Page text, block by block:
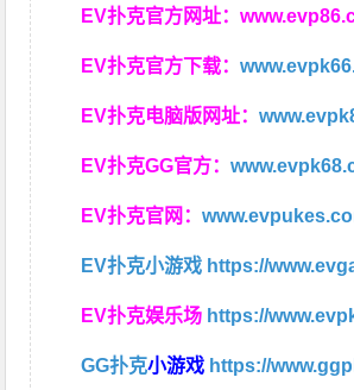
EV扑克官方网址：
EV扑克官方下载：
EV扑克电脑版网址：
EV扑克GG官方：
EV扑克官网：
EV扑克小游戏 https://
EV扑克娱乐场 https://
GG扑克小游戏 https://